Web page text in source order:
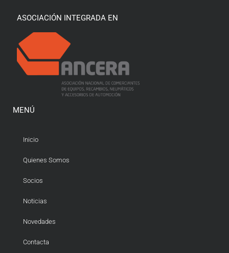
ASOCIACIÓN INTEGRADA EN
MENÚ
Inicio
Quienes Somos
Socios
Noticias
Novedades
Contacta